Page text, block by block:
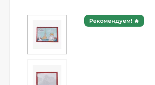
Рекомендуем! 🔥